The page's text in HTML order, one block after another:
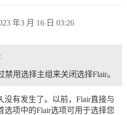
年3 月 16 日 03:26
用选择主组来关闭选择Flair。
没有发生了。以前，Flair直接与
选项中的Flair选项可用于选择您